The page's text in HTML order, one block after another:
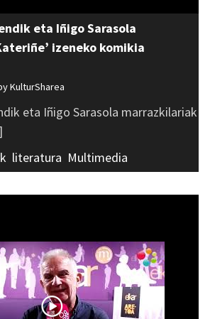
eta Iñigo Sarasola
izeneko komikia
KulturSharea
eta Iñigo Sarasola marrazkilariak
literatura Multimedia